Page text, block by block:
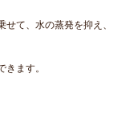
て、水の蒸発を抑え、
ます。